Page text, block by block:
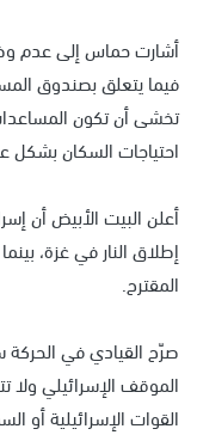
أشارت حماس إلى عدم
فيما يتعلق بصندوق
تخشى أن تكون
احتياجات السكان بشكل
أعلن البيت الأبيض أن
إطلاق النار في غزة،
المقترح.
صرّح القيادي في الحركة
الموقف الإسرائيلي
القوات الإسرائيلية